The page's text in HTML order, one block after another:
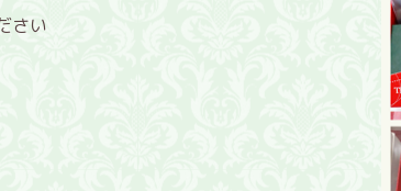
さい